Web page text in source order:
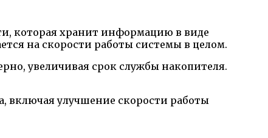
которая хранит информацию в виде
на скорости работы системы в целом.
увеличивая срок службы накопителя.
включая улучшение скорости работы